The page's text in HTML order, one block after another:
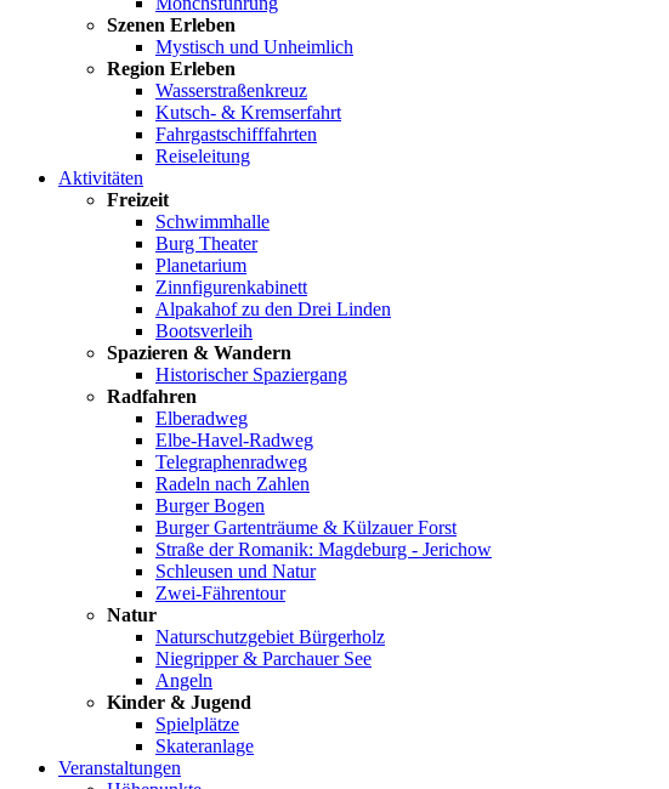
Szenen Erleben
Mystisch und Unheimlich
Region Erleben
Wasserstraßenkreuz
Kutsch- & Kremserfahrt
Fahrgastschifffahrten
Reiseleitung
Aktivitäten
Freizeit
Schwimmhalle
Burg Theater
Planetarium
Zinnfigurenkabinett
Alpakahof zu den Drei Linden
Bootsverleih
Spazieren & Wandern
Historischer Spaziergang
Radfahren
Elberadweg
Elbe-Havel-Radweg
Telegraphenradweg
Radeln nach Zahlen
Burger Bogen
Burger Gartenträume & Külzauer Forst
Straße der Romanik: Magdeburg - Jerichow
Schleusen und Natur
Zwei-Fährentour
Natur
Naturschutzgebiet Bürgerholz
Niegripper & Parchauer See
Angeln
Kinder & Jugend
Spielplätze
Skateranlage
Veranstaltungen